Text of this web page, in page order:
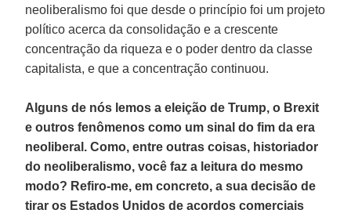
neoliberalismo foi que desde o princípio foi um projeto
político acerca da consolidação e a crescente
concentração da riqueza e o poder dentro da classe
capitalista, e que a concentração continuou.
Alguns de nós lemos a eleição de Trump, o Brexit
e outros fenômenos como um sinal do fim da era
neoliberal. Como, entre outras coisas, historiador
do neoliberalismo, você faz a leitura do mesmo
modo? Refiro-me, em concreto, a sua decisão de
tirar os Estados Unidos de acordos comerciais